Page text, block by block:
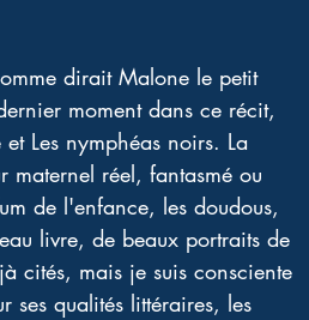
dirait Malone le petit
moment dans ce récit,
Les nymphéas noirs. La
maternel réel, fantasmé ou
de l'enfance, les doudous,
livre, de beaux portraits de
cités, mais je suis consciente
ses qualités littéraires, les